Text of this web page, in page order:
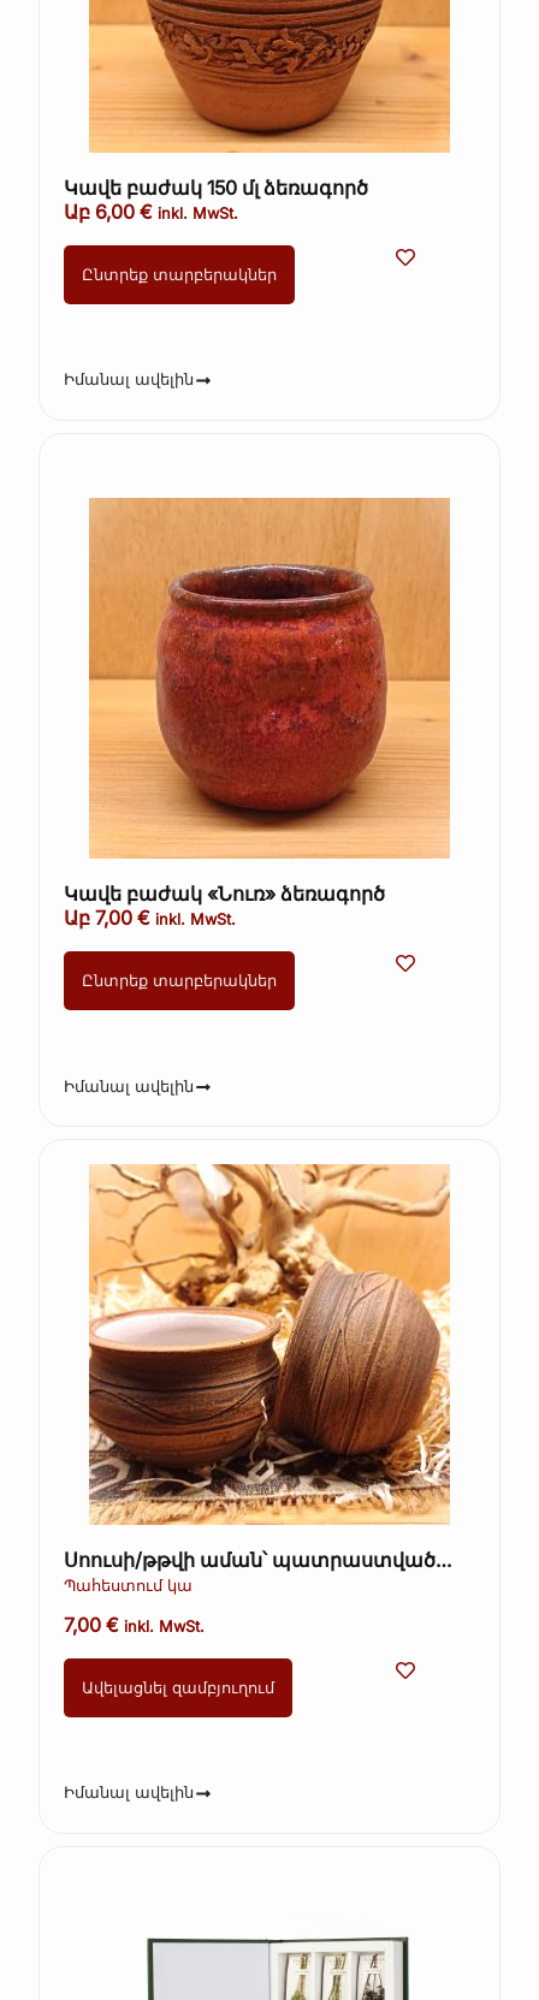
Կավե բաժակ 150 մլ ձեռագործ
Աբ 6,00€ inkl. MwSt.
Ընտրեք տարբերակներ
Իմանալ ավելին
Կավե բաժակ «Նուռ» ձեռագործ
Աբ 7,00€ inkl. MwSt.
Ընտրեք տարբերակներ
Իմանալ ավելին
Սոուսի/թթվի աման՝ պատրաստված
կավից, ձեռագործ, 1 հատ։
Պահեստում կա
7,00€ inkl. MwSt.
Ավելացնել զամբյուղում
Իմանալ ավելին